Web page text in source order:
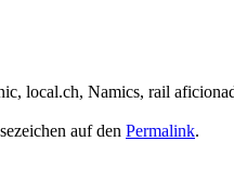
local.ch, Namics, rail
auf den Permalink.